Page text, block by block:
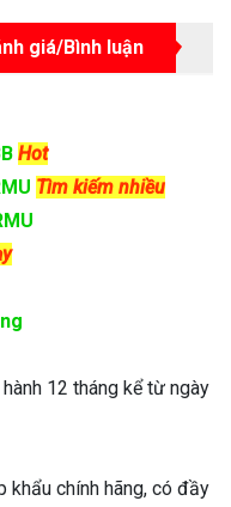
giá/Bình luận
Hot
Tìm kiếm nhiều
12 tháng kể từ ngày
khẩu chính hãng, có đầy